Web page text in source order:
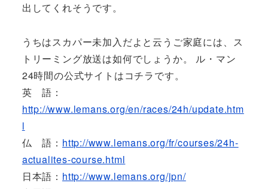
出してくれそうです。
うちはスカパー未加入だよと云うご家庭には、ス
トリーミング放送は如何でしょうか。 ル・マン
24時間の公式サイトはコチラです。
英 語：
http://www.lemans.org/en/races/24h/update.htm
l
仏 語： http://www.lemans.org/fr/courses/24h-
actualites-course.html
日本語： http://www.lemans.org/jpn/